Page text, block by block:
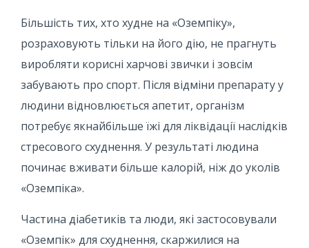
Більшість тих, хто худне на «Оземпіку»,
розраховують тільки на його дію, не прагнуть
виробляти корисні харчові звички і зовсім
забувають про спорт. Після відміни препарату у
людини відновлюється апетит, організм
потребує якнайбільше їжі для ліквідації наслідків
стресового схуднення. У результаті людина
починає вживати більше калорій, ніж до уколів
«Оземпіка».
Частина діабетиків та люди, які застосовували
«Оземпік» для схуднення, скаржилися на